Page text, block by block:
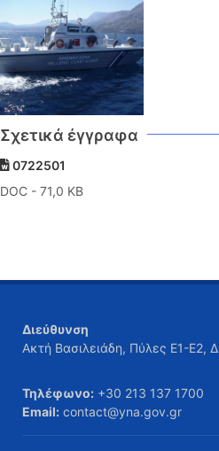
Σχετικά έγγραφα
0722501
DOC - 71,0 KB
Διεύθυνση
Ακτή Βασιλειάδη, Πύλες Ε1-Ε2,
Τηλέφωνο: +30 213 137 1700
Email: contact@yna.gov.gr